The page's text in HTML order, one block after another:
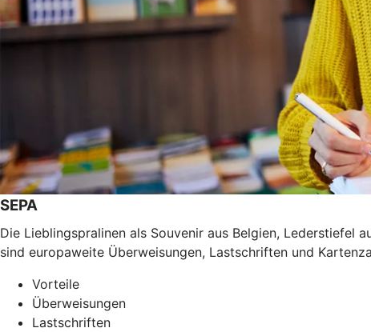
SEPA
Die Lieblingspralinen als Souvenir aus Belgien, Lederstiefel
sind europaweite Überweisungen, Lastschriften und
Vorteile
Überweisungen
Lastschriften